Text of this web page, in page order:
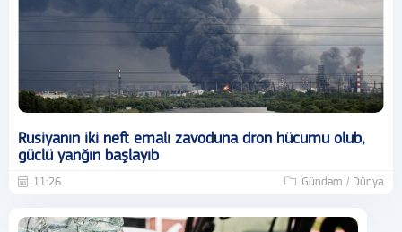
Rusiyanın iki neft emalı zavoduna dron hücumu olub,
güclü yanğın başlayıb
11:26 Gündəm / Dünya